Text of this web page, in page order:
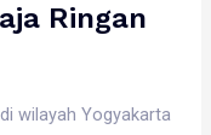
Ringan
wilayah Yogyakarta